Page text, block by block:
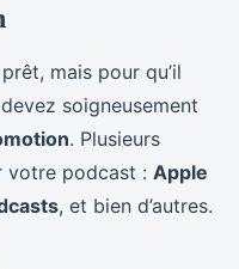
mais pour qu’il
soigneusement
. Plusieurs
votre podcast : Apple
, et bien d’autres.